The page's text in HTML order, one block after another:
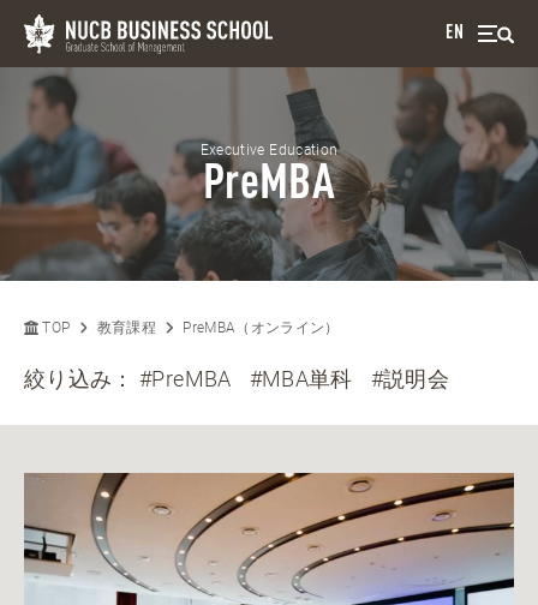
EN
Executive Education
PreMBA
TOP 教育課程 PreMBA（オンライン）
絞り込み：#PreMBA #MBA単科 #説明会